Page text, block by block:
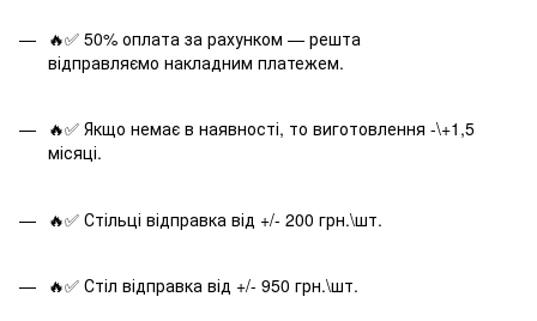
🔥✅ 50% оплата за рахунком — решта
відправляємо накладним платежем.
🔥✅ Якщо немає в наявності, то виготовлення -\+1,5
місяці.
🔥✅ Стільці відправка від +/- 200 грн.\шт.
🔥✅ Стіл відправка від +/- 950 грн.\шт.